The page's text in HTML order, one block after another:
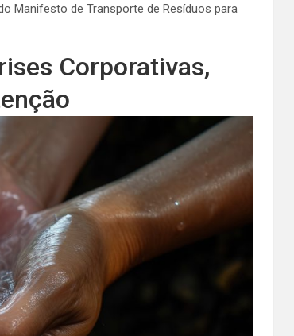
Manifesto de Transporte de Resíduos para
Corporativas,